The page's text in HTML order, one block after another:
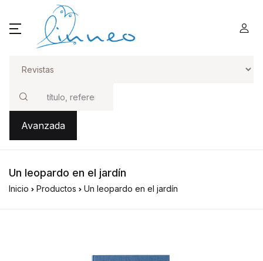
Buscar
Avanzada
Un leopardo en el jardín
Inicio Productos Un leopardo en el jardín